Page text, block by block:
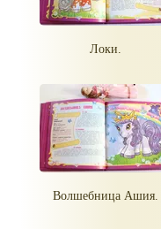
Локи.
Волшебница Ашия.